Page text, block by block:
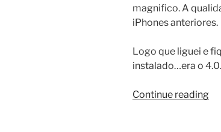
magnifico. A
iPhones anteriores.
Logo que liguei e
instalado…era o
Continue reading